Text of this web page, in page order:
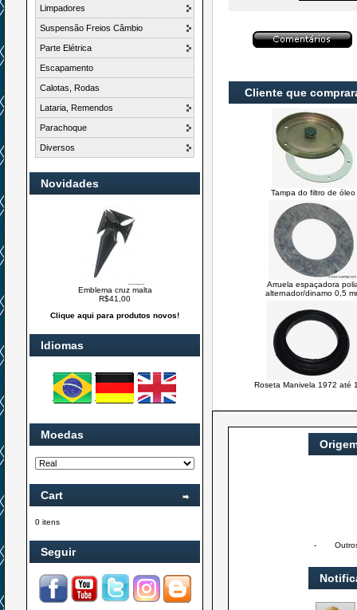
Limpadores
Suspensão Freios Câmbio
Parte Elétrica
Escapamento
Calotas, Rodas
Lataria, Remendos
Parachoque
Diversos
Novidades
Emblema cruz malta
R$41,00
Clique aqui para produtos novos!
Idiomas
Moedas
Cart
0 itens
Seguir
Cliente que
Tampa do filtro de óleo
Arruela espaçadora
alternador/dinamo 0,5
Roseta Manivela 1972 até
-